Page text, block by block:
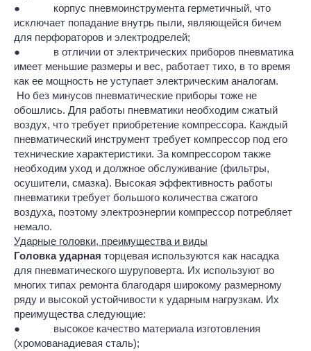
● корпус пневмоинструмента герметичный, что
исключает попадание внутрь пыли, являющейся бичем
для перфораторов и электродрелей;
● в отличии от электрических приборов пневматика
имеет меньшие размеры и вес, работает тихо, в то время
как ее мощность не уступает электрическим аналогам.
Но без минусов пневматические приборы тоже не
обошлись. Для работы пневматики необходим сжатый
воздух, что требует приобретение компрессора. Каждый
пневматический инструмент требует компрессор под его
технические характеристики. За компрессором также
необходим уход и должное обслуживание (фильтры,
осушители, смазка). Высокая эффективность работы
пневматики требует большого количества сжатого
воздуха, поэтому электроэнергии компрессор потребляет
немало.
Ударные головки, преимущества и виды
Головка ударная торцевая используются как насадка
для пневматического шуруповерта. Их используют во
многих типах ремонта благодаря широкому размерному
ряду и высокой устойчивости к ударным нагрузкам. Их
преимущества следующие:
● высокое качество материала изготовления
(хромованадиевая сталь);